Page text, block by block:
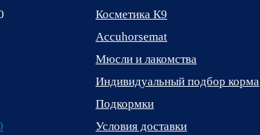
Косметика К9
Accuhorsemat
Мюсли и лакомства
Индивидуальный подбор корма
Подкормки
Условия доставки